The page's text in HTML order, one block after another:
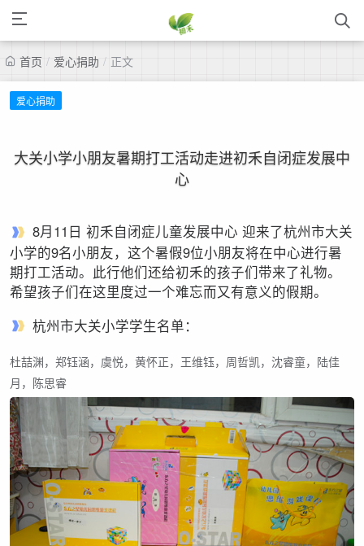
首页 / 爱心捐助 / 正文
爱心捐助
大关小学小朋友暑期打工活动走进初禾自闭症发展中
心
8月11日 初禾自闭症儿童发展中心 迎来了杭州市大关
小学的9名小朋友，这个暑假9位小朋友将在中心进行暑
期打工活动。此行他们还给初禾的孩子们带来了礼物。
希望孩子们在这里度过一个难忘而又有意义的假期。
杭州市大关小学学生名单：
杜喆渊，郑钰涵，虞悦，黄怀正，王维钰，周哲凯，沈睿童，陆佳
月，陈思睿